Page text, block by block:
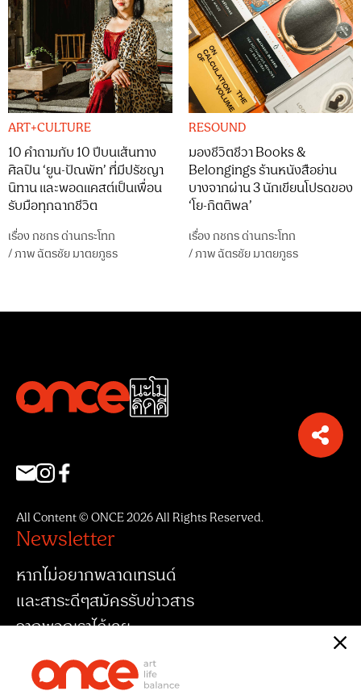
ART+CULTURE
10 คำถามกับ 10 ปีบนเส้นทาง
ศิลปิน ‘ยูน-ปัณพัท’ ที่มีปรัชญา
นิทาน และพอดแคสต์เป็นเพื่อน
รับมือทุกฉากชีวิต
เรื่อง กชกร ด่านกระโทก
/ภาพฉัตรชัย มาตยภูธร
RESOUND
มองชีวิตชีวา Books &
Belongings ร้านหนังสือย่าน
บางจากผ่าน 3 นักเขียนโปรดของ
‘โย-กิตติพล’
เรื่อง กชกร ด่านกระโทก
/ภาพฉัตรชัย มาตยภูธร
All Content © ONCE 2026 All Rights Reserved.
Newsletter
หากไม่อยากพลาดเทรนด์
และสาระดีๆสมัครรับข่าวสาร
จากพวกเราได้เลย